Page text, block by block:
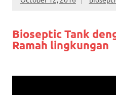
Bioseptic Tank
Ramah lingkungan